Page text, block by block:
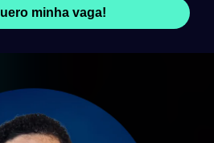
minha vaga!